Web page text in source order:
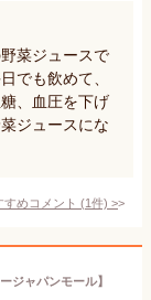
菜ジュースで
でも飲めて、
、血圧を下げ
ジュースにな
めコメント (1件) >
ジャパンモール】